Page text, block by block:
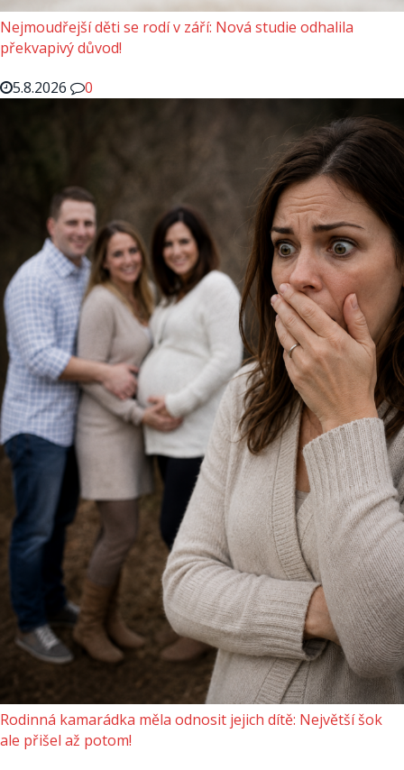
Nejmoudřejší děti se rodí v září: Nová studie odhalila
překvapivý důvod!
5.8.2026
0
Rodinná kamarádka měla odnosit jejich dítě: Největší šok
ale přišel až potom!